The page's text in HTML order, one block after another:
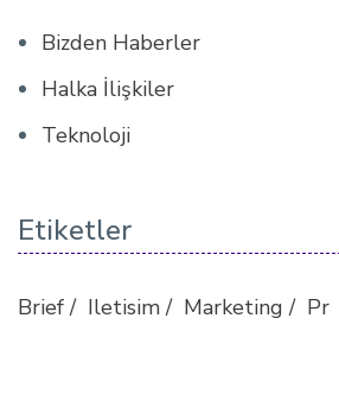
Bizden Haberler
Halka İlişkiler
Teknoloji
Etiketler
Brief Iletisim Marketing Pr